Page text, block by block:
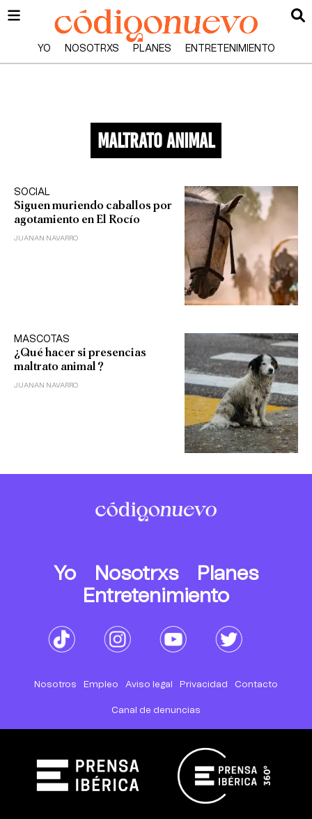
YO NOSOTRXS PLANES ENTRETENIMIENTO
maltrato animal
SOCIAL
Siguen muriendo caballos por
agotamiento en El Rocío
JUANAN NAVARRO
MASCOTAS
¿Qué hacer si presencias
maltrato animal?
JUANAN NAVARRO
Yo Nosotrxs
Planes
Entretenimiento
Nosotros Empleo Aviso legal Privacidad Contacto
Canal de denuncias